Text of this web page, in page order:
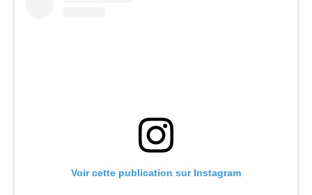
Voir cette publication sur Instagram